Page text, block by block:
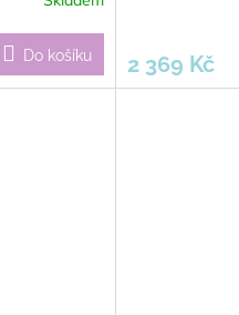
Do košíku 2 369 Kč